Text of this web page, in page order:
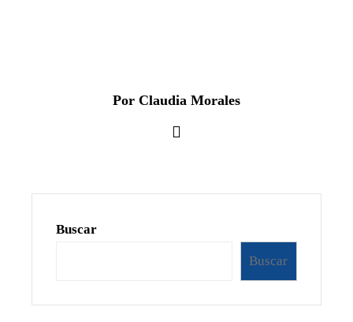
Por Claudia Morales
Buscar
Buscar